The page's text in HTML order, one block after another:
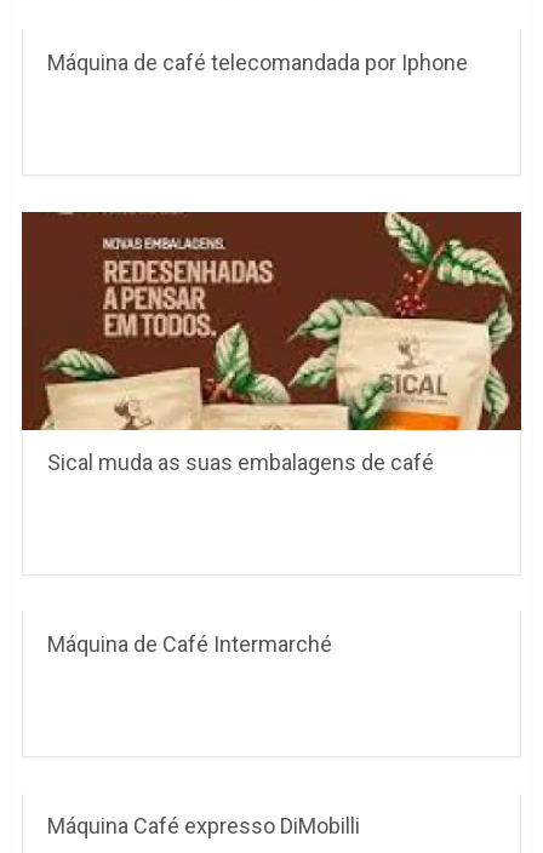
Máquina de café telecomandada por Iphone
Sical muda as suas embalagens de café
Máquina de Café Intermarché
Máquina Café expresso DiMobilli